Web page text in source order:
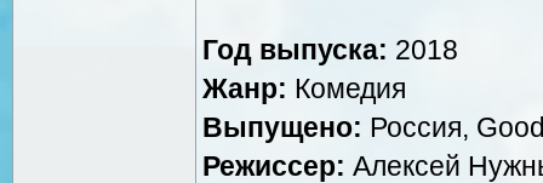
Год выпуска: 2018
Жанр: Комедия
Выпущено: Россия,
Режиссер: Алексей